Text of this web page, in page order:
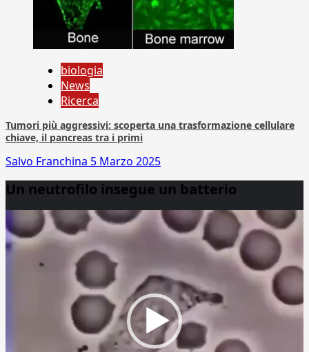
biologia
News
Ricerca
Tumori più aggressivi: scoperta una trasformazione cellulare
chiave, il pancreas tra i primi
Salvo Franchina 5 Marzo 2025
Un neutrofilo insegue un batterio
Player